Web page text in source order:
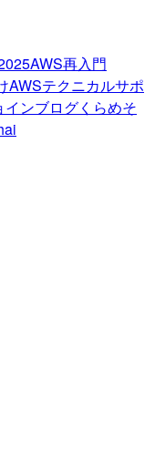
AWS再入門
AWSテクニカルサポ
インブログくらめそ